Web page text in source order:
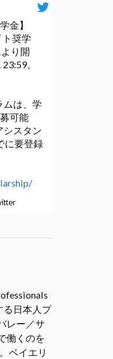
金】
ト奨学
り開
。
ムは、学
可能
シスタン
に要登録
のエンジ
ステムを
、アク
の関係者
アップエ
アルな現
る日本人プ
レー／サ
働くのを
ベイエリ